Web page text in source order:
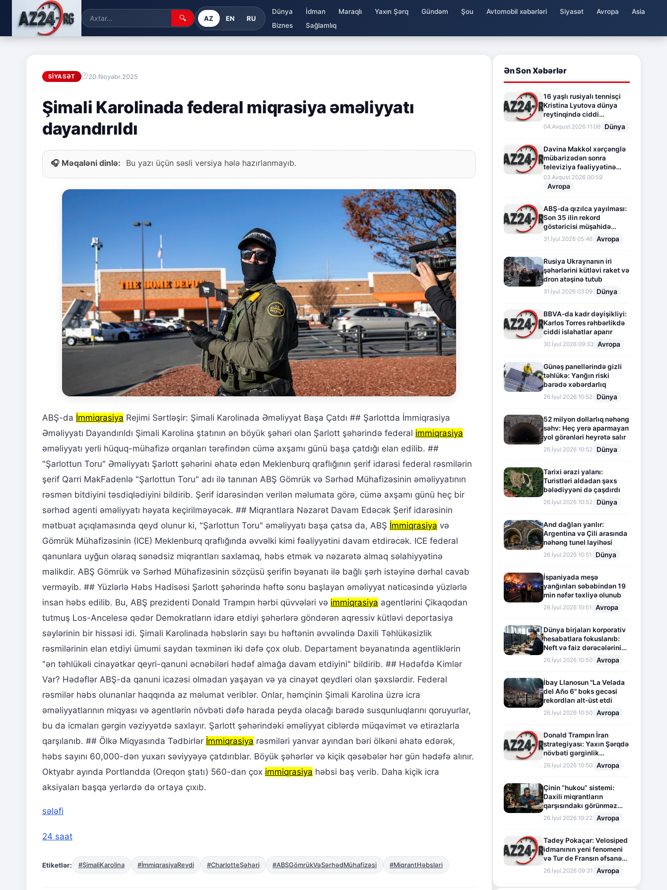
🔍 AZ EN RU
Dünya İdman Maraqlı Yaxın Şərq Gündəm Şou Avtomobil xəbərləri Siyasət Avropa
Asia
Biznes
Sağlamlıq
SIYASƏT 20.Noyabr.2025
Şimali Karolinada federal miqrasiya əməliyyatı
dayandırıldı
🎧 Məqaləni dinlə: Bu yazı üçün səsli versiya hələ hazırlanmayıb.
ABŞ-da İmmiqrasiya Rejimi Sərtləşir: Şimali Karolinada Əməliyyat Başa Çatdı ## Şarlottda İmmiqrasiya
Əməliyyatı Dayandırıldı Şimali Karolina ştatının ən böyük şəhəri olan Şarlott şəhərində federal immiqrasiya
əməliyyatı yerli hüquq-mühafizə orqanları tərəfindən cümə axşamı günü başa çatdığı elan edilib. ##
"Şarlottun Toru" Əməliyyatı Şarlott şəhərini əhatə edən Meklenburq qraflığının şerif idarəsi federal rəsmilərin
şerif Qarri MakFadenlə "Şarlottun Toru" adı ilə tanınan ABŞ Gömrük və Sərhəd Mühafizəsinin əməliyyatının
rəsmən bitdiyini təsdiqlədiyini bildirib. Şerif idarəsindən verilən məlumata görə, cümə axşamı günü heç bir
sərhəd agenti əməliyyatı həyata keçirilməyəcək. ## Miqrantlara Nəzarət Davam Edəcək Şerif idarəsinin
mətbuat açıqlamasında qeyd olunur ki, "Şarlottun Toru" əməliyyatı başa çatsa da, ABŞ İmmiqrasiya və
Gömrük Mühafizəsinin (ICE) Meklenburq qraflığında əvvəlki kimi fəaliyyətini davam etdirəcək. ICE federal
qanunlara uyğun olaraq sənədsiz miqrantları saxlamaq, həbs etmək və nəzarətə almaq səlahiyyətinə
malikdir. ABŞ Gömrük və Sərhəd Mühafizəsinin sözçüsü şerifin bəyanatı ilə bağlı şərh istəyinə dərhal cavab
verməyib. ## Yüzlərlə Həbs Hadisəsi Şarlott şəhərində həftə sonu başlayan əməliyyat nəticəsində yüzlərlə
insan həbs edilib. Bu, ABŞ prezidenti Donald Trampın hərbi qüvvələri və immiqrasiya agentlərini Çikaqodan
tutmuş Los-Ancelesə qədər Demokratların idarə etdiyi şəhərlərə göndərən aqressiv kütləvi deportasiya
səylərinin bir hissəsi idi. Şimali Karolinada həbslərin sayı bu həftənin əvvəlində Daxili Təhlükəsizlik
rəsmilərinin elan etdiyi ümumi saydan təxminən iki dəfə çox olub. Departament bəyanatında agentliklərin
"ən təhlükəli cinayətkar qeyri-qanuni əcnəbiləri hədəf almağa davam etdiyini" bildirib. ## Hədəfdə Kimlər
Var? Hədəflər ABŞ-da qanuni icazəsi olmadan yaşayan və ya cinayət qeydləri olan şəxslərdir. Federal
rəsmilər həbs olunanlar haqqında az məlumat veriblər. Onlar, həmçinin Şimali Karolina üzrə icra
əməliyyatlarının miqyası və agentlərin növbəti dəfə harada peyda olacağı barədə susqunluqlarını qoruyurlar,
bu da icmaları gərgin vəziyyətdə saxlayır. Şarlott şəhərindəki əməliyyat ciblərdə müqavimət və etirazlarla
qarşılanıb. ## Ölkə Miqyasında Tədbirlər İmmiqrasiya rəsmiləri yanvar ayından bəri ölkəni əhatə edərək,
həbs sayını 60,000-dən yuxarı səviyyəyə çatdırıblar. Böyük şəhərlər və kiçik qəsəbələr hər gün hədəfə alınır.
Oktyabr ayında Portlandda (Oreqon ştatı) 560-dan çox immiqrasiya həbsi baş verib. Daha kiçik icra
aksiyaları başqa yerlərdə də ortaya çıxıb.
sələfi
24 saat
Etiketlər: #ŞimaliKarolina #İmmiqrasiyaReydi #CharlotteŞəhəri #ABŞGömrükVəSərhədMühafizəsi #MiqrantHəbsləri
Ən Son Xəbərlər
16 yaşlı rusiyalı tennisçi
Kristina Lyutova dünya
reytinqində ciddi
irəliləyişə imza atdı
04.Avqust.2026 11:06 Dünya
Davina Makkol xərçənglə
mübarizədən sonra
televiziya fəaliyyətinə
fasilə verir
03.Avqust.2026 00:59
Avropa
ABŞ-da qızılca yayılması:
Son 35 ilin rekord
göstəricisi müşahidə
olunur
31.İyul.2026 05:46 Avropa
Rusiya Ukraynanın iri
şəhərlərini kütləvi raket və
dron atəşinə tutub
31.İyul.2026 03:09 Dünya
BBVA-da kadr dəyişikliyi:
Karlos Torres rəhbərlikdə
ciddi islahatlar aparır
30.İyul.2026 09:33 Avropa
Günəş panellərində gizli
təhlükə: Yanğın riski
barədə xəbərdarlıq
26.İyul.2026 10:52 Dünya
52 milyon dollarlıq nəhəng
səhv: Heç yerə aparmayan
yol görənləri heyrətə salır
26.İyul.2026 10:52 Dünya
Tarixi ərazi yalanı:
Turistləri aldadan şəxs
bələdiyyəni də çaşdırdı
26.İyul.2026 10:52 Dünya
And dağları yarılır:
Argentina və Çili arasında
nəhəng tunel layihəsi
26.İyul.2026 10:51 Dünya
İspaniyada meşə
yanğınları səbəbindən 19
min nəfər təxliyə olunub
26.İyul.2026 10:51 Avropa
Dünya birjaları korporativ
hesabatlara fokuslanıb:
Neft və faiz dərəcələrinin
təsiri altında cari vəziyyət
26.İyul.2026 10:50 Avropa
İbay Llanosun "La Velada
del Año 6" boks gecəsi
rekordları alt-üst etdi
26.İyul.2026 10:50 Avropa
Donald Trampın İran
strategiyası: Yaxın Şərqdə
növbəti gərginlik
mərhələsi
26.İyul.2026 10:50 Avropa
Çinin “hukou” sistemi:
Daxili miqrantların
qarşısındakı görünməz
sədd
26.İyul.2026 10:22 Avropa
Tadey Pokaçar: Velosiped
idmanının yeni fenomeni
və Tur de Fransın əfsanəvi
səhifəsi
26.İyul.2026 09:31 Avropa